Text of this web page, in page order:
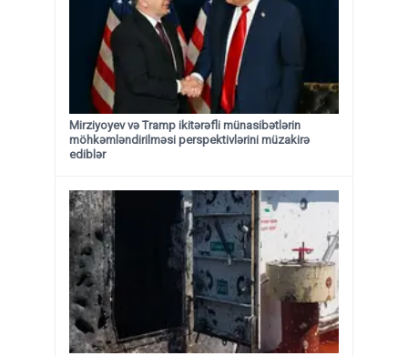
Mirziyoyev və Tramp ikitərəfli münasibətlərin
möhkəmləndirilməsi perspektivlərini müzakirə
ediblər